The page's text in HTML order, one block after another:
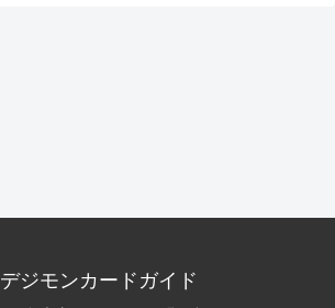
デジモンカードガイド